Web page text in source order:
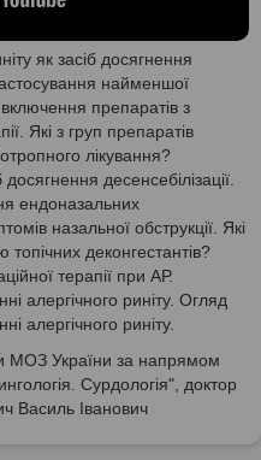
як засіб досягнення
найменшої
препаратів з
Які з груп препаратів
лікування?
десенсебілізації.
ендоназальних
назальної обструкції. Які
деконгестантів?
терапії при АР.
алергічного риніту. Огляд
алергічного риніту.
МОЗ України за напрямом
Сурдологія", доктор
Василь Іванович